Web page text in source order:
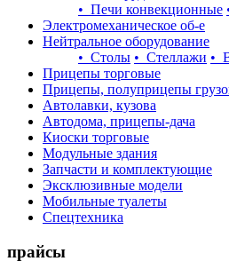
• Печи конвекционные
Электромеханическое об-е
Нейтральное оборудование
• Столы • Стеллажи •
Прицепы торговые
Прицепы, полуприцепы
Автолавки, кузова
Автодома, прицепы-дача
Киоски торговые
Модульные здания
Запчасти и комплектующие
Эксклюзивные модели
Мобильные туалеты
Спецтехника
прайсы